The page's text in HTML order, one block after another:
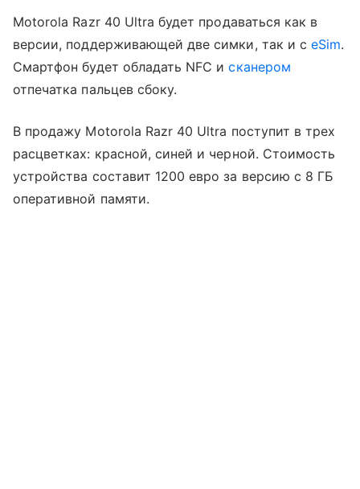
Motorola Razr 40 Ultra будет продаваться как в
версии, поддерживающей две симки, так и сeSim.
Смартфон будет обладать NFC исканером
отпечатка пальцев сбоку.
В продажу Motorola Razr 40 Ultra поступит в трех
расцветках: красной, синей и черной. Стоимость
устройства составит 1200 евро за версию с 8 ГБ
оперативной памяти.